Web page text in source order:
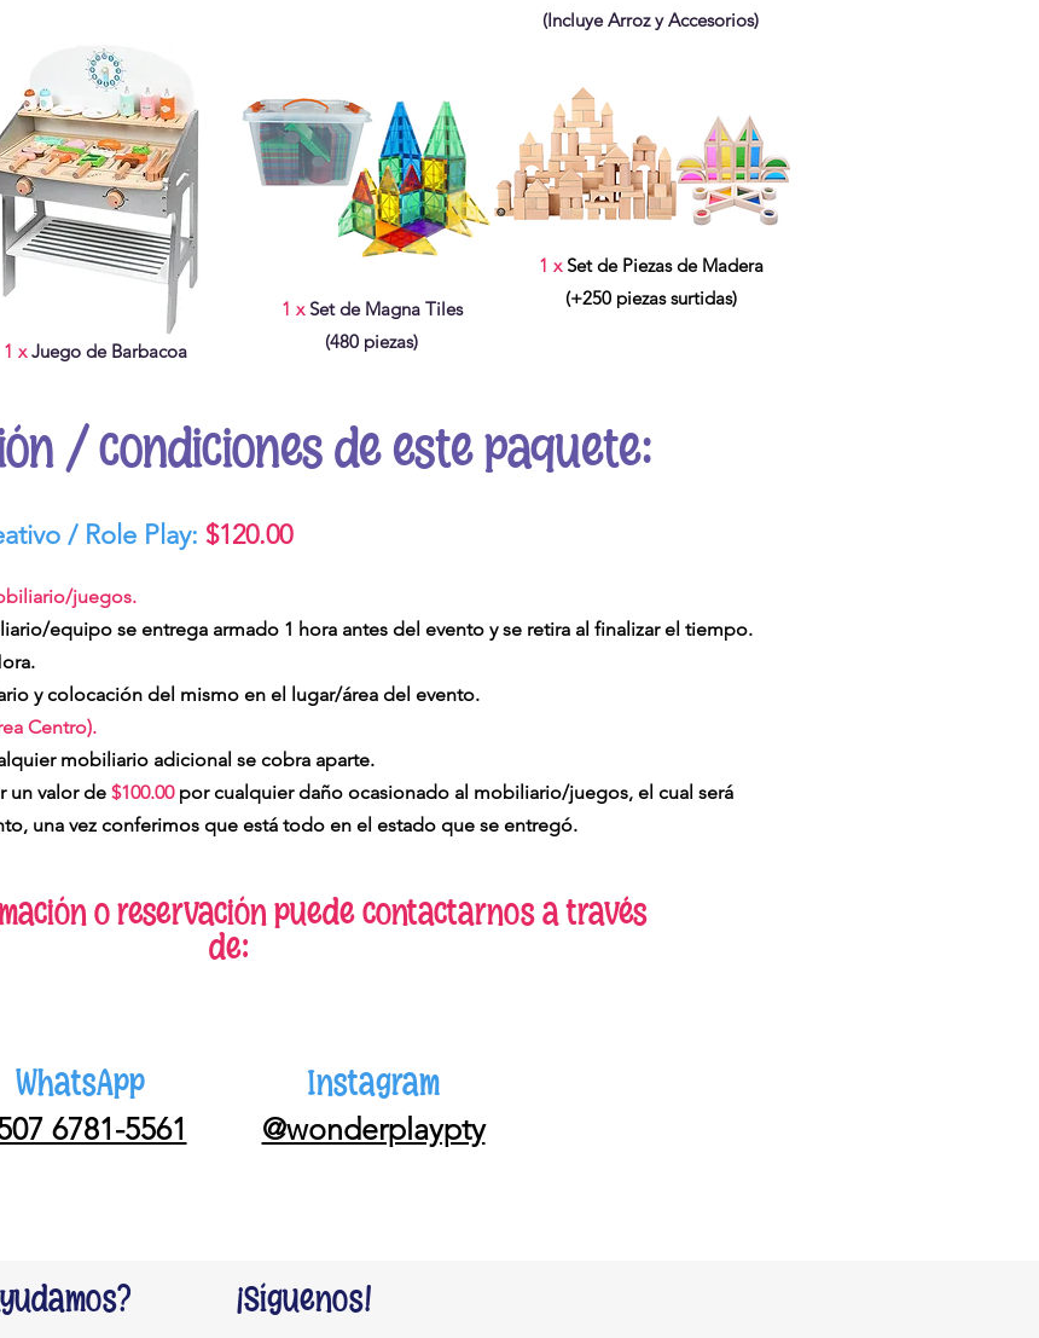
(Incluye Arroz y Accesorios)
1 xJuego de Barbacoa
1 xSet de Magna Tiles
(480 piezas)
1 xSet de Piezas de Madera
(+250 piezas surtidas)
/ condiciones de este paquete:
/ Role Play: $120.00
juegos.
equipo se entrega armado 1 hora antes del evento y se retira al finalizar el tiempo.
y colocación del mismo en el lugar/área del evento.
Centro).
mobiliario adicional se cobra aparte.
un valor de $100.00por cualquier daño ocasionado al mobiliario/juegos, el cual será
una vez conferimos que está todo en el estado que se entregó.
o reservación puede contactarnos a través
de:
WhatsApp
6781-5561
Instagram
@wonderplaypty
¡Síguenos!